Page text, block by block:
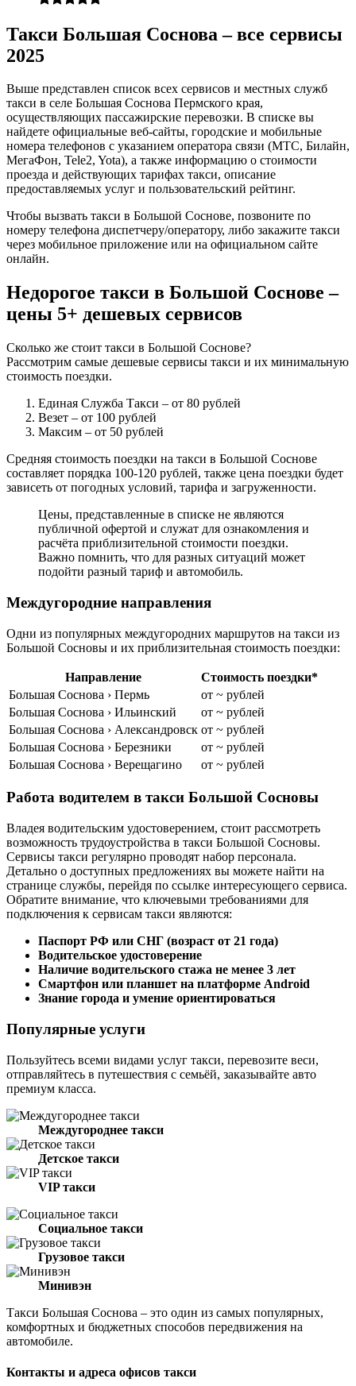
Такси Большая Соснова – все сервисы
2025
Выше представлен список всех сервисов и местных служб
такси в селе Большая Соснова Пермского края,
осуществляющих пассажирские перевозки. В списке вы
найдете официальные веб-сайты, городские и мобильные
номера телефонов с указанием оператора связи (МТС, Билайн,
МегаФон, Tele2, Yota), а также информацию о стоимости
проезда и действующих тарифах такси, описание
предоставляемых услуг и пользовательский рейтинг.
Чтобы вызвать такси в Большой Соснове, позвоните по
номеру телефона диспетчеру/оператору, либо закажите такси
через мобильное приложение или на официальном сайте
онлайн.
Недорогое такси в Большой Соснове –
цены 5+ дешевых сервисов
Сколько же стоит такси в Большой Соснове?
Рассмотрим самые дешевые сервисы такси и их минимальную
стоимость поездки.
Единая Служба Такси – от 80 рублей
Везет – от 100 рублей
Максим – от 50 рублей
Средняя стоимость поездки на такси в Большой Соснове
составляет порядка 100-120 рублей, также цена поездки будет
зависеть от погодных условий, тарифа и загруженности.
Цены, представленные в списке не являются
публичной офертой и служат для ознакомления и
расчёта приблизительной стоимости поездки.
Важно помнить, что для разных ситуаций может
подойти разный тариф и автомобиль.
Междугородние направления
Одни из популярных междугородних маршрутов на такси из
Большой Сосновы и их приблизительная стоимость поездки:
Направление
Стоимость поездки*
Большая Соснова › Пермь
от ~ рублей
Большая Соснова › Ильинский
от ~ рублей
Большая Соснова › Александровск от ~ рублей
Большая Соснова › Березники
от ~ рублей
Большая Соснова › Верещагино
от ~ рублей
Работа водителем в такси Большой Сосновы
Владея водительским удостоверением, стоит рассмотреть
возможность трудоустройства в такси Большой Сосновы.
Сервисы такси регулярно проводят набор персонала.
Детально о доступных предложениях вы можете найти на
странице службы, перейдя по ссылке интересующего сервиса.
Обратите внимание, что ключевыми требованиями для
подключения к сервисам такси являются:
Паспорт РФ или СНГ (возраст от 21 года)
Водительское удостоверение
Наличие водительского стажа не менее 3 лет
Смартфон или планшет на платформе Android
Знание города и умение ориентироваться
Популярные услуги
Пользуйтесь всеми видами услуг такси, перевозите веси,
отправляйтесь в путешествия с семьёй, заказывайте авто
премиум класса.
Междугороднее такси
Детское такси
VIP такси
Социальное такси
Грузовое такси
Минивэн
Такси Большая Соснова – это один из самых популярных,
комфортных и бюджетных способов передвижения на
автомобиле.
Контакты и адреса офисов такси